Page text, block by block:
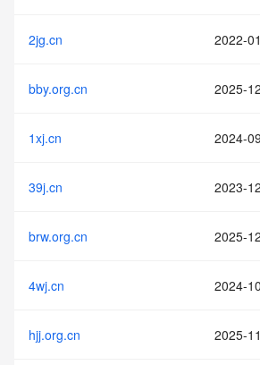
2jg.cn 2022-
bby.org.cn 2025-
1xj.cn 2024-
39j.cn 2023-
brw.org.cn 2025-
4wj.cn 2024-
hjj.org.cn 2025-